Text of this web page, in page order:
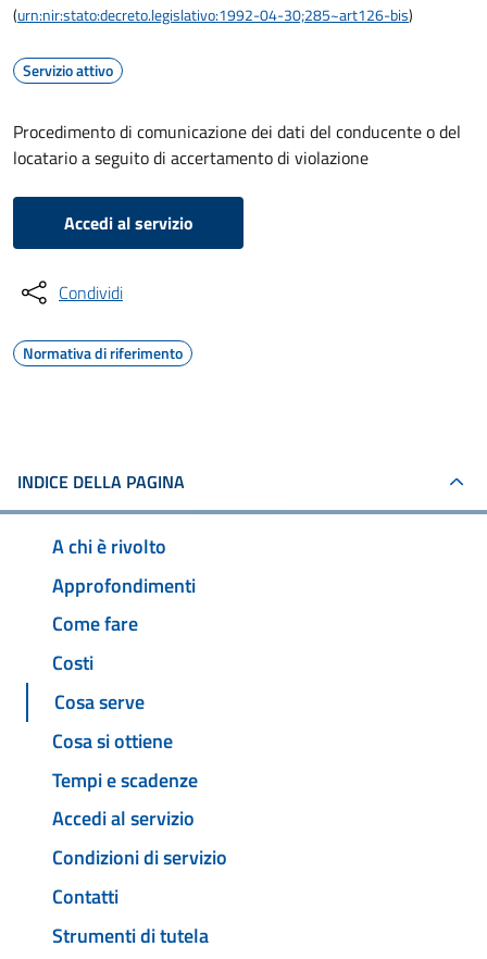
(urn:nir:stato:decreto.legislativo:1992-04-30;285~art126-bis)
Servizio attivo
Procedimento di comunicazione dei dati del conducente o del
locatario a seguito di accertamento di violazione
Accedi al servizio
Condividi
Normativa di riferimento
INDICE DELLA PAGINA
A chi è rivolto
Approfondimenti
Come fare
Costi
Cosa serve
Cosa si ottiene
Tempi e scadenze
Accedi al servizio
Condizioni di servizio
Contatti
Strumenti di tutela